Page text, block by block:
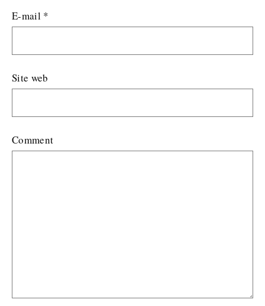
E-mail *
Site web
Comment